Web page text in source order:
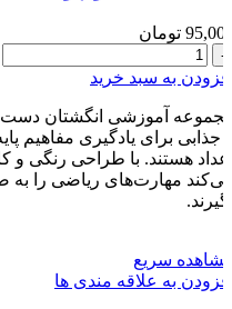
تومان
انگشتان
دست
چوب
خط
ریاضی
اول
دبستان
به سبد خرید
آموزشی انگشتان دست
جذابی برای یادگیری مفاهیم
هستند. با طراحی رنگی و
مهارت‌های ریاضی را به
سریع
به علاقه مندی ها